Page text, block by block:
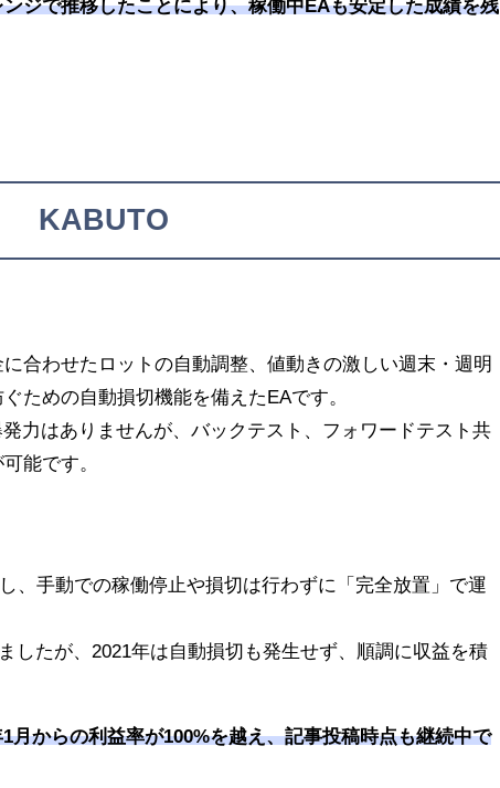
ジで推移したことにより、稼働中EAも安定した成績を残
KABUTO
合わせたロットの自動調整、値動きの激しい週末・週明
ための自動損切機能を備えたEAです。
力はありませんが、バックテスト、フォワードテスト共
能です。
、手動での稼働停止や損切は行わずに「完全放置」で運
したが、2021年は自動損切も発生せず、順調に収益を積
1月からの利益率が100%を越え、記事投稿時点も継続中で